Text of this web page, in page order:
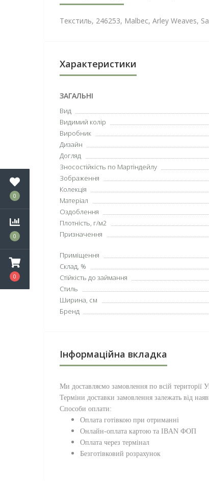
0
0
0
Текстиль, 246253, Malbec, Arley Weaves,
Характеристики
ЗАГАЛЬНІ
Вид
Видимий колір
Виробник
Дизайн
Догляд
Зносостійкість по Мартіндейлу
Зображення
Колекція
Матеріал
Оздоблення
Плотність, г/м2
Призначення
Приміщення
Склад, %
Стійкість до займання
Стиль
Ширина, см
Бренд
Інформаційна вкладка
Ми доставляємо замовлення по всій території
Терміни доставки замовлення залежать від
Способи оплати:
Оплата готівкою при отриманні
Онлайн-оплата картою та IBAN ФОП
Оплата через термінал
Безготівковий розрахунок